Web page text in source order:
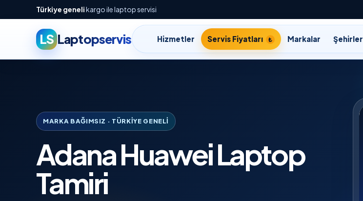
Türkiye genelikargo ile laptop servisi
LS Laptopservis Hizmetler Servis Fiyatları Markalar Şehirler
MARKA BAĞIMSIZ · TÜRKIYE GENELI
Adana Huawei Laptop
Tamiri